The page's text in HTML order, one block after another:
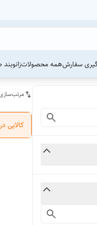
سفارشهمه محصولات
کالایی